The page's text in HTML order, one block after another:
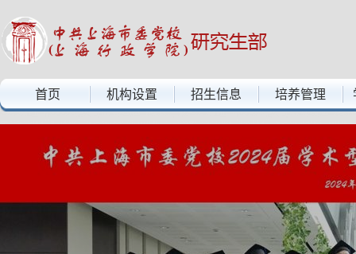
中共上海市委党校上海行政学院——研究生部
首页 机构设置 招生信息 培养管理